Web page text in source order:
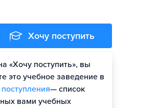
Хочу поступить
«Хочу поступить», вы
это учебное заведение в
— список
вами учебных
Оценить шансы
Гайд по поступлению